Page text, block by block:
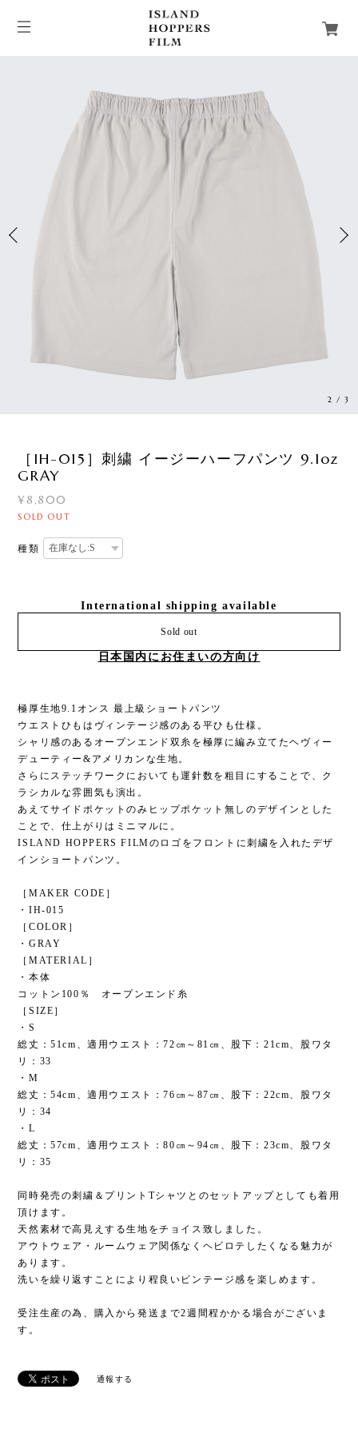
3 /3
［IH-015］刺繍 イージーハーフパンツ 9.1oz
GRAY
¥8,800
SOLD OUT
種類
International shipping available
Sold out
日本国内にお住まいの方向け
極厚生地9.1オンス 最上級ショートパンツ
ウエストひもはヴィンテージ感のある平ひも仕様。
シャリ感のあるオープンエンド双糸を極厚に編み立てたヘヴィー
デューティー&アメリカンな生地。
さらにステッチワークにおいても運針数を粗目にすることで、ク
ラシカルな雰囲気も演出。
あえてサイドポケットのみヒップポケット無しのデザインとした
ことで、仕上がりはミニマルに。
ISLAND HOPPERS FILMのロゴをフロントに刺繍を入れたデザ
インショートパンツ。
［MAKER CODE］
・IH-015
［COLOR］
・GRAY
［MATERIAL］
・本体
コットン100％ オープンエンド糸
［SIZE］
・S
総丈：51cm、適用ウエスト：72㎝～81㎝、股下：21cm、股ワタ
リ：33
・M
総丈：54cm、適用ウエスト：76㎝～87㎝、股下：22cm、股ワタ
リ：34
・L
総丈：57cm、適用ウエスト：80㎝～94㎝、股下：23cm、股ワタ
リ：35
同時発売の刺繍＆プリントTシャツとのセットアップとしても着用
頂けます。
天然素材で高見えする生地をチョイス致しました。
アウトウェア・ルームウェア関係なくヘビロテしたくなる魅力が
あります。
洗いを繰り返すことにより程良いビンテージ感を楽しめます。
受注生産の為、購入から発送まで2週間程かかる場合がございま
す。
通報する